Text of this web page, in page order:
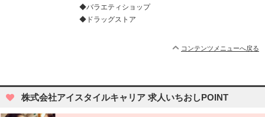
◆バラエティショップ
◆ドラッグストア
コンテンツメニューへ戻る
株式会社アイスタイルキャリア 求人いちおしPOINT